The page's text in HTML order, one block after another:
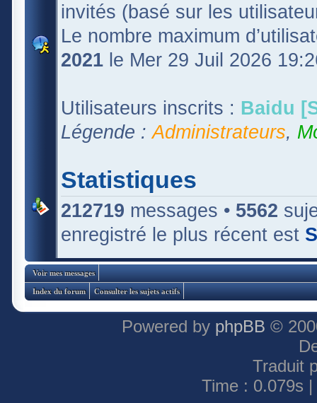
invités (basé sur les
Le nombre maximum
2021 le Mer 29 Juil 2026
Utilisateurs inscrits : Baidu
Légende :Administrateurs,
Statistiques
212719 messages • 5562
enregistré le plus récent est
Voir mes messages
Index du forum Consulter les sujets actifs
Powered by phpBB ©
Traduit
Time : 0.079s